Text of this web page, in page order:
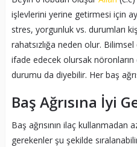
işlevlerini yerine getirmesi için
stres, yorgunluk vs. durumları
rahatsızlığa neden olur.
ifade edecek olursak
durumu da diyebilir. Her baş
Baş Ağrısına İyi
Baş ağrısının ilaç kullanmadan
gerekenler şu şekilde